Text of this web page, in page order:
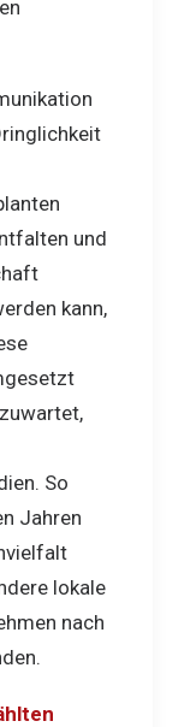
und
kann,
So
Jahren
lokale
nach